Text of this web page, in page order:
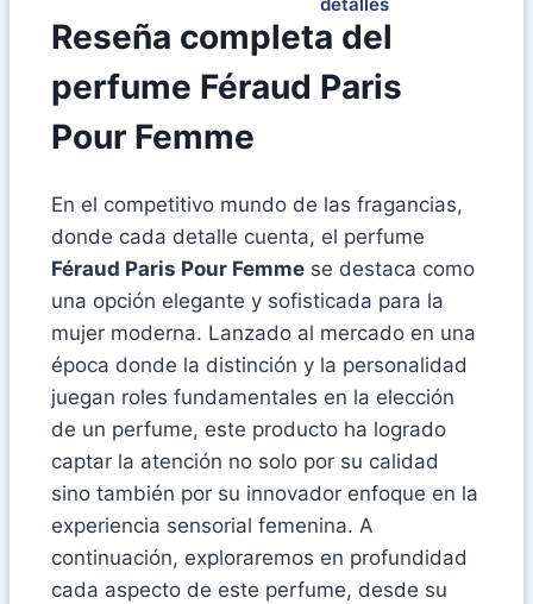
Reseña completa del
perfume Féraud Paris
Pour Femme
En el competitivo mundo de las fragancias,
donde cada detalle cuenta, el perfume
Féraud Paris Pour Femme se destaca como
una opción elegante y sofisticada para la
mujer moderna. Lanzado al mercado en una
época donde la distinción y la personalidad
juegan roles fundamentales en la elección
de un perfume, este producto ha logrado
captar la atención no solo por su calidad
sino también por su innovador enfoque en la
experiencia sensorial femenina. A
continuación, exploraremos en profundidad
cada aspecto de este perfume, desde su